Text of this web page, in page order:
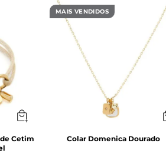
um acessório clássico e
sozinho para um
, criando composições
sofisticação e qualidade em
Cetim
MAIS VENDIDOS
Colar Domenica Dourado